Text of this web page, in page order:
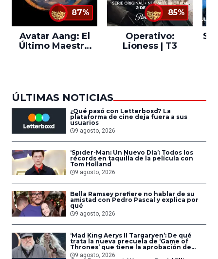
87%
Avatar Aang: El
Último Maestro
85%
Operativo:
Lioness | T3
ÚLTIMAS NOTICIAS
¿Qué pasó con Letterboxd? La
plataforma de cine deja fuera a sus
usuarios
9 agosto, 2026
‘Spider-Man: Un Nuevo Día’: Todos los
récords en taquilla de la película con
Tom Holland
9 agosto, 2026
Bella Ramsey prefiere no hablar de su
amistad con Pedro Pascal y explica por
qué
9 agosto, 2026
‘Mad King Aerys II Targaryen’: De qué
trata la nueva precuela de ‘Game of
Thrones’ que tiene la aprobación de
George R.R. Martin
9 agosto, 2026